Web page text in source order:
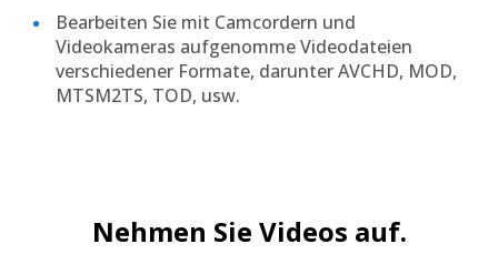
Bearbeiten Sie mit Camcordern und
Videokameras aufgenomme Videodateien
verschiedener Formate, darunter AVCHD, MOD,
MTSM2TS, TOD, usw.
Nehmen Sie Videos auf.